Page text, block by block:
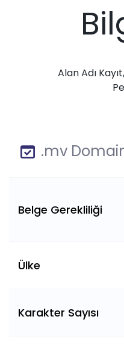
Alan Adı
.mv
Belge Gerekliliği
Ülke
Karakter Sayısı